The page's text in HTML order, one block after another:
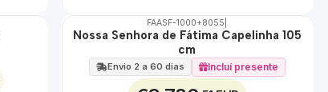
🇵🇹
TOP
FAASF-1000+8055
Nossa Senhora de Fátima Capelinha 105
cm
Envio 2 a 60 dias Incluí presente